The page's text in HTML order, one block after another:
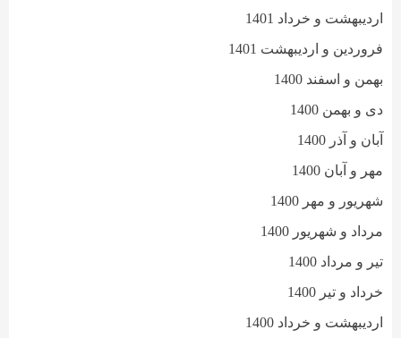
اردیبهشت و خرداد 1401
فروردین و اردیبهشت 1401
بهمن و اسفند 1400
دی و بهمن 1400
آبان و آذر 1400
مهر و آبان 1400
شهریور و مهر 1400
مرداد و شهریور 1400
تیر و مرداد 1400
خرداد و تیر 1400
اردیبهشت و خرداد 1400